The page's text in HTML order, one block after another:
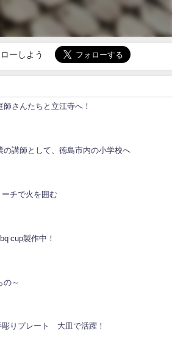
ーしよう
師さんたちと立江寺へ！
の講師として、徳島市内の小学校へ
ーチで火を囲む
KUKU bbq cup製作中！
の～
彫りプレート 大皿で活躍！